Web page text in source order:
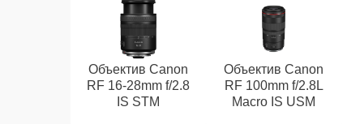
Объектив Canon
RF 16‑28mm f/2.8
IS STM
Объектив Canon
RF 100mm f/2.8L
Macro IS USM